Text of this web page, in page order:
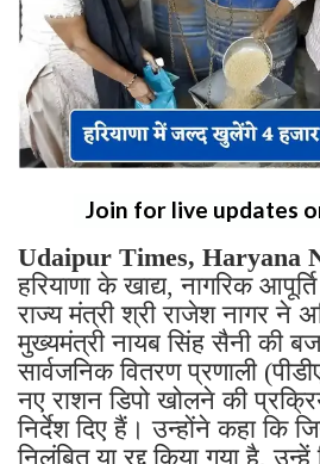
Join for live updates
Udaipur Times, Haryana
हरियाणा के खाद्य, नागरिक
राज्य मंत्री श्री राजेश नागर ने
मुख्यमंत्री नायब सिंह सैनी की
सार्वजनिक वितरण प्रणाली
नए राशन डिपो खोलने की
निर्देश दिए हैं। उन्होंने कहा कि
निलंबित या रद्द किया गया है,